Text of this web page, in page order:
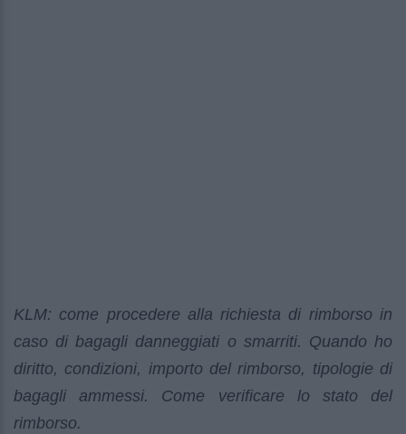
KLM: come procedere alla richiesta di rimborso in
caso di bagagli danneggiati o smarriti. Quando ho
diritto, condizioni, importo del rimborso, tipologie di
bagagli ammessi. Come verificare lo stato del
rimborso.